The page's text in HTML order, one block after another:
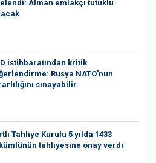
Alman emlakçı tutuklu
istihbaratından kritik
Rusya NATO’nun
sınayabilir
Tahliye Kurulu 5 yılda 1433
tahliyesine onay verdi